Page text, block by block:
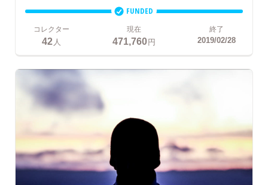
FUNDED
コレクター
42 人
現在
471,760円
終了
2019/02/28